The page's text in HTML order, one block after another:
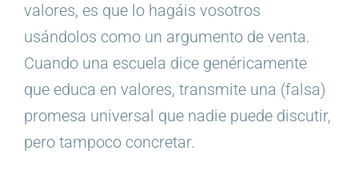
valores, es que lo hagáis vosotros
usándolos como un argumento de venta.
Cuando una escuela dice genéricamente
que educa en valores, transmite una (falsa)
promesa universal que nadie puede discutir,
pero tampoco concretar.